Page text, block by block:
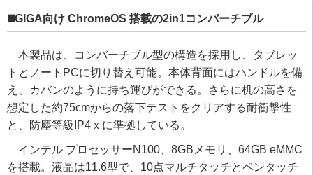
◼️GIGA向け ChromeOS 搭載の2in1コンバーチブル
本製品は、コンバーチブル型の構造を採用し、タブレッ
トとノートPCに切り替え可能。本体背面にはハンドルを備
え、カバンのように持ち運びができる。さらに机の高さを
想定した約75cmからの落下テストをクリアする耐衝撃性
と、防塵等級IP4ｘに準拠している。
インテル プロセッサーN100、8GBメモリ、64GB eMMC
を搭載。液晶は11.6型で、10点マルチタッチとペンタッチ